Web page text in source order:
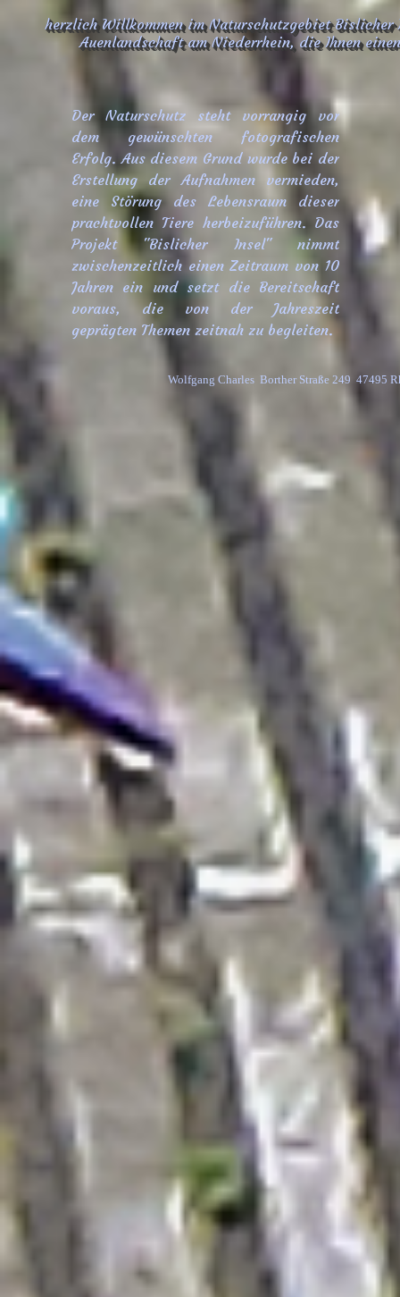
Der Naturschutz steht vorrangig vor
dem gewünschten fotografischen
Erfolg. Aus diesem Grund wurde bei der
Erstellung der Aufnahmen vermieden,
eine Störung des Lebensraum dieser
prachtvollen Tiere herbeizuführen. Das
Projekt "Bislicher Insel" nimmt
zwischenzeitlich einen Zeitraum von 10
Jahren ein und setzt die Bereitschaft
voraus, die von der Jahreszeit
geprägten Themen zeitnah zu begleiten.
herzlich Willkommen im Naturschutzgebiet Bislicher
Auenlandschaft am Niederrhein, die Ihnen
Wolfgang Charles  Borther Straße 249  47495